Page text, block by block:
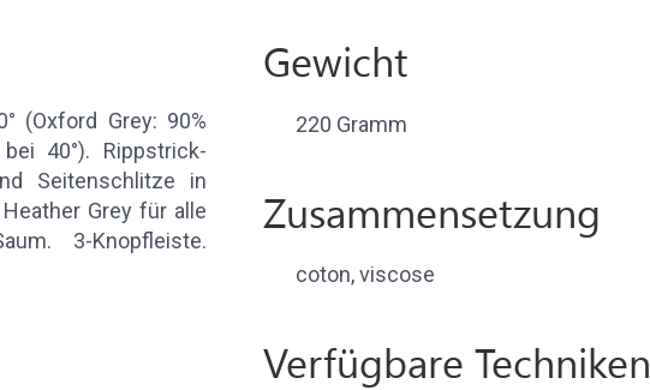
(Oxford Grey: 90%
40°). Rippstrick-
Seitenschlitze in
Grey für alle
3-Knopfleiste.
Gewicht
220 Gramm
Zusammensetzung
coton, viscose
Verfügbare Techniken